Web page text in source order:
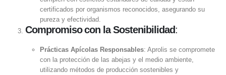
certificados por organismos reconocidos, asegurando su
pureza y efectividad.
Compromiso con la Sostenibilidad:
Prácticas Apícolas Responsables: Aprolis se compromete
con la protección de las abejas y el medio ambiente,
utilizando métodos de producción sostenibles y